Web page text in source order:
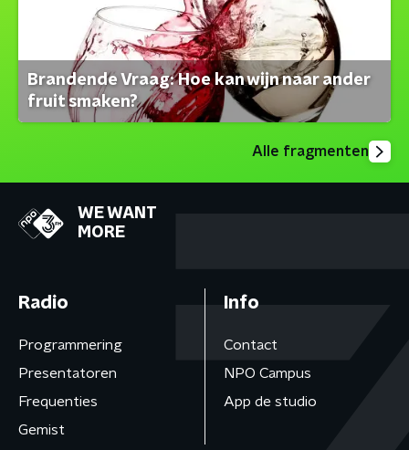
Brandende Vraag: Hoe kan wijn naar ander
fruit smaken?
Alle fragmenten
WE WANT
MORE
Radio
Programmering
Presentatoren
Frequenties
Gemist
Info
Contact
NPO Campus
App de studio